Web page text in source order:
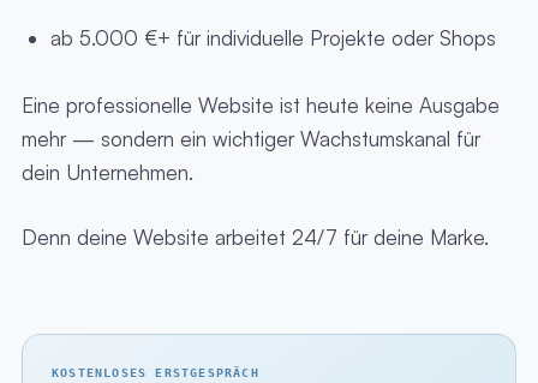
ab 5.000 €+ für individuelle Projekte oder Shops
Eine professionelle Website ist heute keine Ausgabe
mehr — sondern ein wichtiger Wachstumskanal für
dein Unternehmen.
Denn deine Website arbeitet 24/7 für deine Marke.
KOSTENLOSES ERSTGESPRÄCH